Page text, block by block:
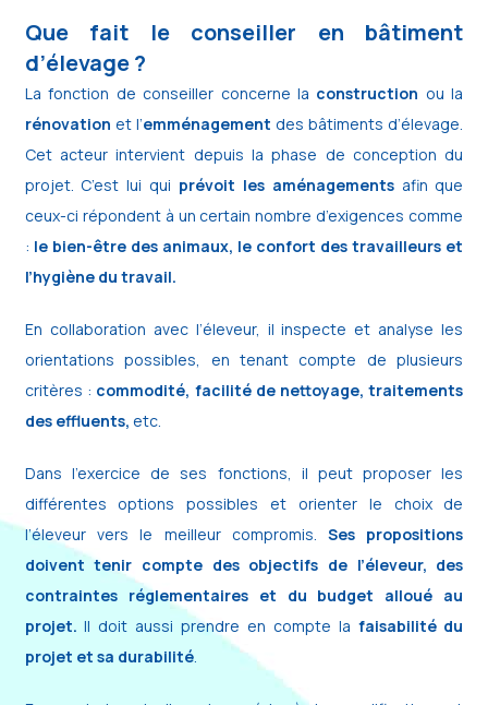
Que fait le conseiller en bâtiment
d’élevage ?
La fonction de conseiller concerne la construction ou la
rénovation et l’emménagement des bâtiments d’élevage.
Cet acteur intervient depuis la phase de conception du
projet. C’est lui qui prévoit les aménagementsafin que
ceux-ci répondent à un certain nombre d’exigences comme
: le bien-être des animaux, le confort des travailleurs et
l’hygiène du travail.
En collaboration avec l’éleveur, il inspecte et analyse les
orientations possibles, en tenant compte de plusieurs
critères : commodité, facilité de nettoyage, traitements
des effluents, etc.
Dans l’exercice de ses fonctions, il peut proposer les
différentes options possibles et orienter le choix de
l’éleveur vers le meilleur compromis.Ses propositions
doivent tenir compte des objectifs de l’éleveur, des
contraintes réglementaires et du budget alloué au
projet. Il doit aussi prendre en compte la faisabilité du
projet et sa durabilité.